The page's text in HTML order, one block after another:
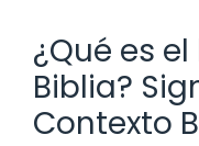
¿Qué es
Biblia?
Contexto